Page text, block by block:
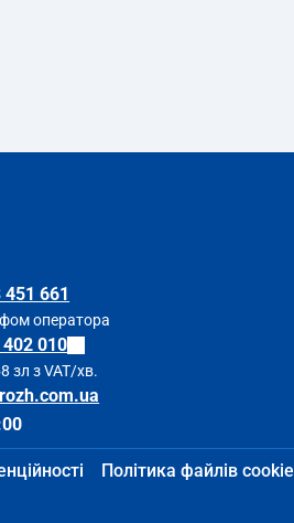
451 661
оператора
010
зл з VAT/хв.
Політика файлів cookie